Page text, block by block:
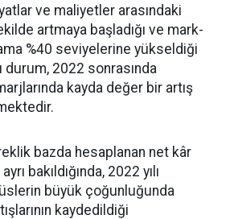
ve maliyetler arasındaki
artmaya başladığı ve mark-
%40 seviyelerine yükseldiği
2022 sonrasında
kayda değer bir artış
bazda hesaplanan net kâr
bakıldığında, 2022 yılı
büyük çoğunluğunda
kaydedildiği